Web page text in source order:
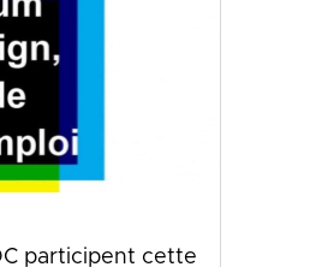
participent cette